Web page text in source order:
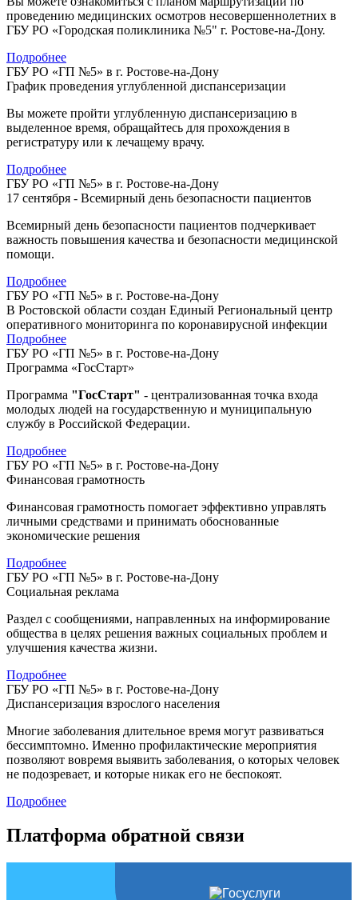
проведению медицинских осмотров несовершеннолетних в
ГБУ РО «Городская поликлиника №5" г. Ростове-на-Дону.
Подробнее
ГБУ РО «ГП №5» в г. Ростове-на-Дону
График проведения углубленной диспансеризации
Вы можете пройти углубленную диспансеризацию в
выделенное время, обращайтесь для прохождения в
регистратуру или к лечащему врачу.
Подробнее
ГБУ РО «ГП №5» в г. Ростове-на-Дону
17 сентября - Всемирный день безопасности пациентов
Всемирный день безопасности пациентов подчеркивает
важность повышения качества и безопасности медицинской
помощи.
Подробнее
ГБУ РО «ГП №5» в г. Ростове-на-Дону
В Ростовской области создан Единый Региональный центр
оперативного мониторинга по коронавирусной инфекции
Подробнее
ГБУ РО «ГП №5» в г. Ростове-на-Дону
Программа «ГосСтарт»
Программа "ГосСтарт" - централизованная точка входа
молодых людей на государственную и муниципальную
службу в Российской Федерации.
Подробнее
ГБУ РО «ГП №5» в г. Ростове-на-Дону
Финансовая грамотность
Финансовая грамотность помогает эффективно управлять
личными средствами и принимать обоснованные
экономические решения
Подробнее
ГБУ РО «ГП №5» в г. Ростове-на-Дону
Социальная реклама
Раздел с сообщениями, направленных на информирование
общества в целях решения важных социальных проблем и
улучшения качества жизни.
Подробнее
ГБУ РО «ГП №5» в г. Ростове-на-Дону
Диспансеризация взрослого населения
Многие заболевания длительное время могут развиваться
бессимптомно. Именно профилактические мероприятия
позволяют вовремя выявить заболевания, о которых человек
не подозревает, и которые никак его не беспокоят.
Подробнее
Платформа обратной связи